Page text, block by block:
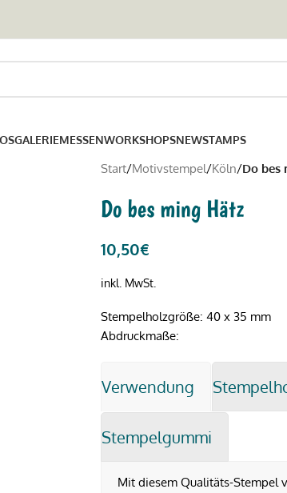
GALERIEMESSENWORKSHOPSNEWSTAMPS
Start/Motivstempel/Köln/Do bes
Do bes ming Hätz
10,50€
inkl. MwSt.
Stempelholzgröße: 40 x 35 mm
Abdruckmaße:
Verwendung
Stempelgummi
Mit diesem Qualitäts-Stempel